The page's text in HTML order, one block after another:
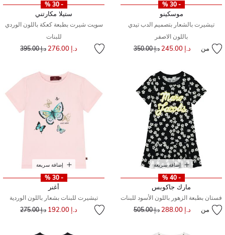
- 30 %
موسكينو
تيشيرت بالشعار بتصميم الدب تيدي
باللون الاصفر
من د.إ 245.00 سعر مخفض مند.إ 350.00
- 30 %
ستيلا مكارتني
سويت شيرت بطبعة كعكة باللون الوردي
للبنات
د.إ 276.00 سعر مخفض من
د.إ 395.00 إلى
إضافة سريعة
- 40 %
مارك جاكوبس
فستان بطبعة الزهور باللون الأسود للبنات
من د.إ 288.00 سعر مخفض مند.إ 505.00
إضافة سريعة
- 30 %
أغنر
تيشيرت للبنات بشعار باللون الوردية
د.إ 192.00 سعر مخفض من
د.إ 275.00 إلى